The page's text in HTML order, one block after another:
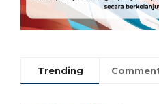
Trending